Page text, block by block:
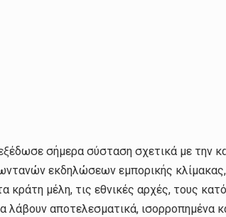
σήμερα σύσταση σχετικά με την
εκδηλώσεων εμπορικής
κράτη μέλη, τις εθνικές αρχές, τους
λάβουν αποτελεσματικά, ισορροπημένα